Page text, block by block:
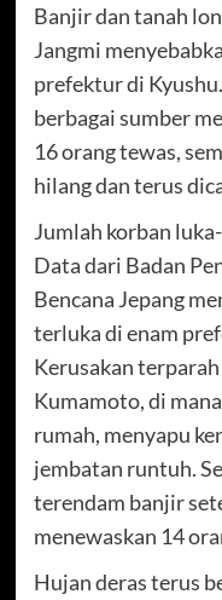
Banjir dan tanah
Jangmi
prefektur di
berbagai sumber
16 orang tewas,
hilang dan terus
Jumlah korban
Data dari Badan
Bencana Jepang
terluka di enam
Kerusakan
Kumamoto, di
rumah, menyapu
jembatan runtuh.
terendam banjir
menewaskan 14
Hujan deras terus